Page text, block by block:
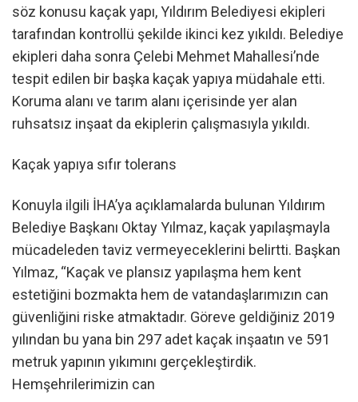
söz konusu kaçak yapı, Yıldırım Belediyesi ekipleri
tarafından kontrollü şekilde ikinci kez yıkıldı. Belediye
ekipleri daha sonra Çelebi Mehmet Mahallesi’nde
tespit edilen bir başka kaçak yapıya müdahale etti.
Koruma alanı ve tarım alanı içerisinde yer alan
ruhsatsız inşaat da ekiplerin çalışmasıyla yıkıldı.
Kaçak yapıya sıfır tolerans
Konuyla ilgili İHA’ya açıklamalarda bulunan Yıldırım
Belediye Başkanı Oktay Yılmaz, kaçak yapılaşmayla
mücadeleden taviz vermeyeceklerini belirtti. Başkan
Yılmaz, “Kaçak ve plansız yapılaşma hem kent
estetiğini bozmakta hem de vatandaşlarımızın can
güvenliğini riske atmaktadır. Göreve geldiğiniz 2019
yılından bu yana bin 297 adet kaçak inşaatın ve 591
metruk yapının yıkımını gerçekleştirdik.
Hemşehrilerimizin can